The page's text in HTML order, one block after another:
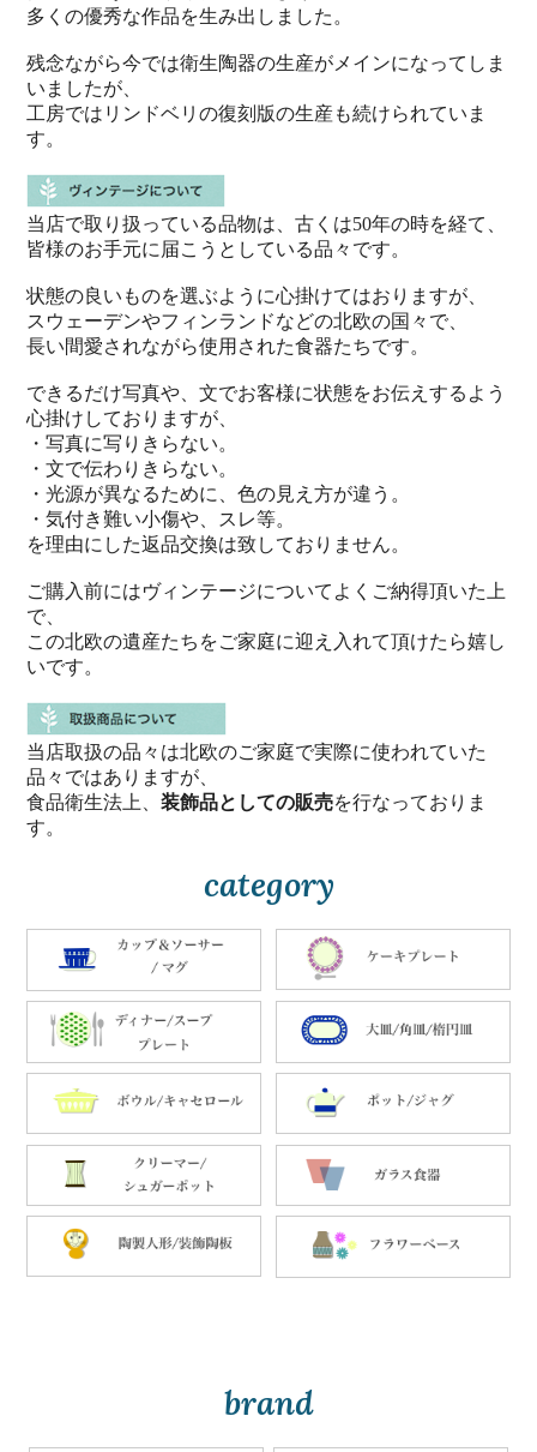
多くの優秀な作品を生み出しました。
残念ながら今では衛生陶器の生産がメインになってしま
いましたが、
工房ではリンドベリの復刻版の生産も続けられていま
す。
当店で取り扱っている品物は、古くは50年の時を経て、
皆様のお手元に届こうとしている品々です。
状態の良いものを選ぶように心掛けてはおりますが、
スウェーデンやフィンランドなどの北欧の国々で、
長い間愛されながら使用された食器たちです。
できるだけ写真や、文でお客様に状態をお伝えするよう
心掛けしておりますが、
・写真に写りきらない。
・文で伝わりきらない。
・光源が異なるために、色の見え方が違う。
・気付き難い小傷や、スレ等。
を理由にした返品交換は致しておりません。
ご購入前にはヴィンテージについてよくご納得頂いた上
で、
この北欧の遺産たちをご家庭に迎え入れて頂けたら嬉し
いです。
当店取扱の品々は北欧のご家庭で実際に使われていた
品々ではありますが、
食品衛生法上、装飾品としての販売を行なっておりま
す。
category
brand